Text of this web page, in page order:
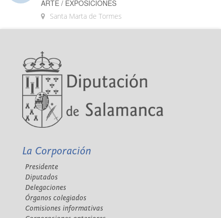
ARTE / EXPOSICIONES
Santa Marta de Tormes
La Corporación
Presidente
Diputados
Delegaciones
Órganos colegiados
Comisiones informativas